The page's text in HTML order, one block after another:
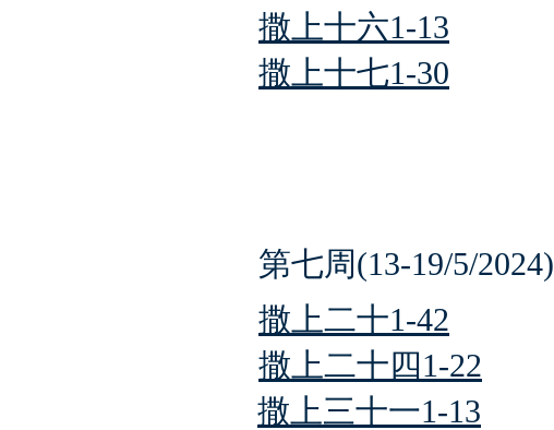
撒上十六1-13
撒上十七1-30
第七周(13-19/5/2024)
撒上二十1-42
撒上二十四1-22
撒上三十一1-13